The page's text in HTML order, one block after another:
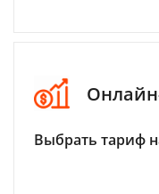
Выбрать тариф